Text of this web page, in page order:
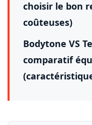
choisir le bon
coûteuses)
Bodytone VS
comparatif